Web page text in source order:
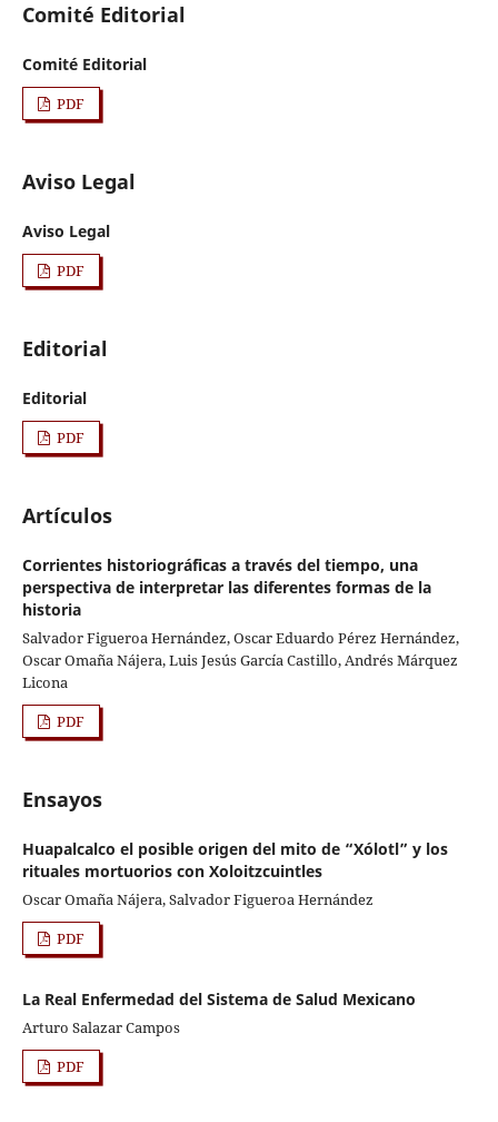
Comité Editorial
Comité Editorial
PDF
Aviso Legal
Aviso Legal
PDF
Editorial
Editorial
PDF
Artículos
Corrientes historiográficas a través del tiempo, una
perspectiva de interpretar las diferentes formas de la
historia
Salvador Figueroa Hernández, Oscar Eduardo Pérez Hernández,
Oscar Omaña Nájera, Luis Jesús García Castillo, Andrés Márquez
Licona
PDF
Ensayos
Huapalcalco el posible origen del mito de “Xólotl” y los
rituales mortuorios con Xoloitzcuintles
Oscar Omaña Nájera, Salvador Figueroa Hernández
PDF
La Real Enfermedad del Sistema de Salud Mexicano
Arturo Salazar Campos
PDF